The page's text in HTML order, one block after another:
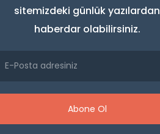
sitemizdeki günlük yazılardan
haberdar olabilirsiniz.
Abone Ol